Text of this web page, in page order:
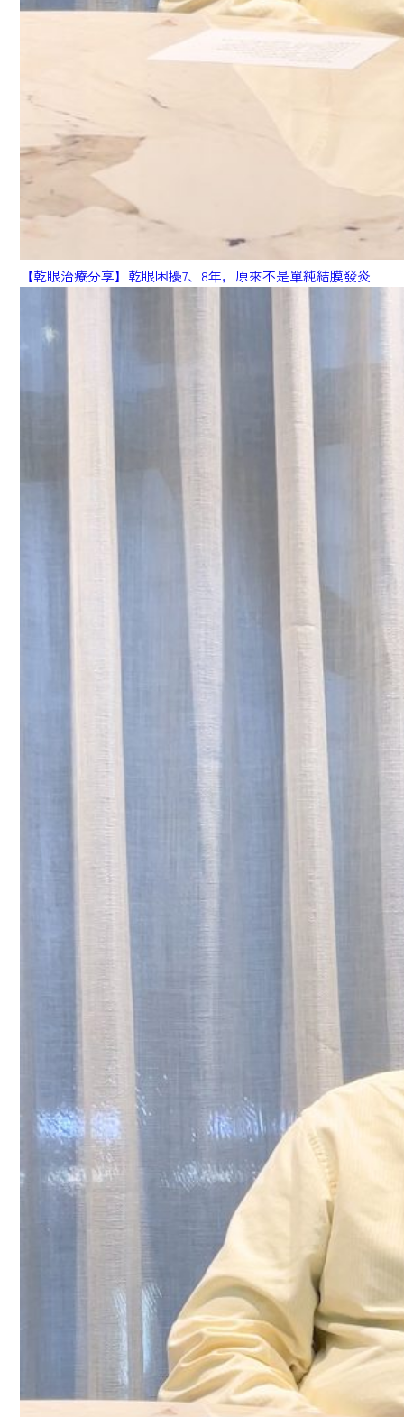
【乾眼治療分享】乾眼困擾7、8年，原來不是單純結膜發炎